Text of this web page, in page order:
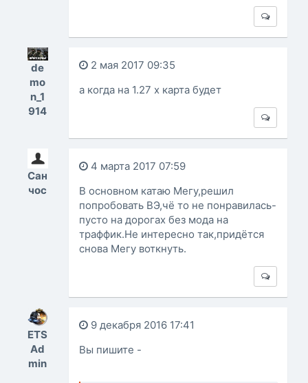
de
mo
n_1
914
2 мая 2017 09:35
а когда на 1.27 х карта будет
Сан
чос
4 марта 2017 07:59
В основном катаю Мегу,решил
попробовать ВЭ,чё то не понравилась-
пусто на дорогах без мода на
траффик.Не интересно так,придётся
снова Мегу воткнуть.
ETS
Ad
min
9 декабря 2016 17:41
Вы пишите -